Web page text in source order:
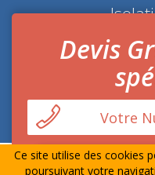
Coup de
© Prime-Isolation.fr
Devis
Ce site utilise des cookies
poursuivant votre